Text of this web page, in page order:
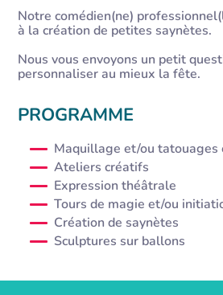
Notre comédien(ne)
à la création de petites saynètes.
Nous vous envoyons un petit
personnaliser au mieux la fête.
PROGRAMME
Maquillage et/ou tatouages
Ateliers créatifs
Expression théâtrale
Tours de magie et/ou
Création de saynètes
Sculptures sur ballons